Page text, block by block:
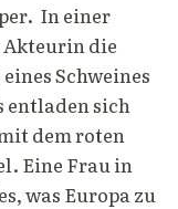
In einer
Akteurin die
Schweines
entladen sich
dem roten
Eine Frau in
was Europa zu